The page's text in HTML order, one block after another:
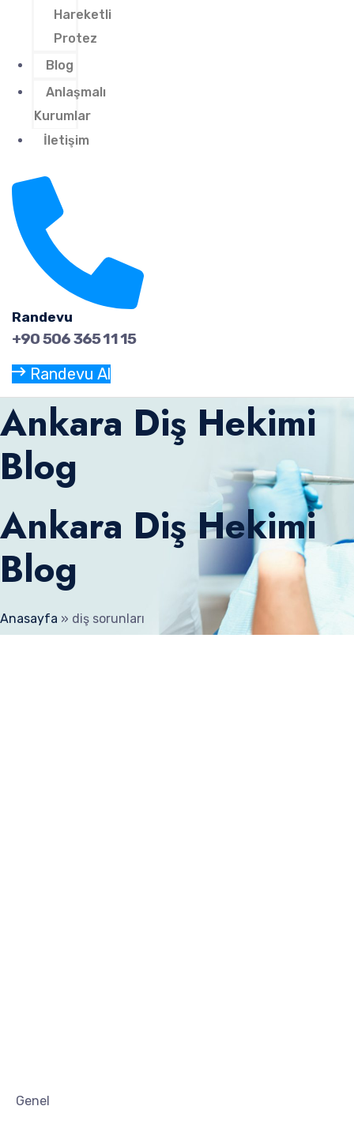
Hareketli
Protez
Blog
Anlaşmalı
Kurumlar
İletişim
Randevu
+90 506 365 11 15
Randevu Al
Ankara Diş Hekimi
Blog
Ankara Diş Hekimi
Blog
Anasayfa » diş sorunları
Genel